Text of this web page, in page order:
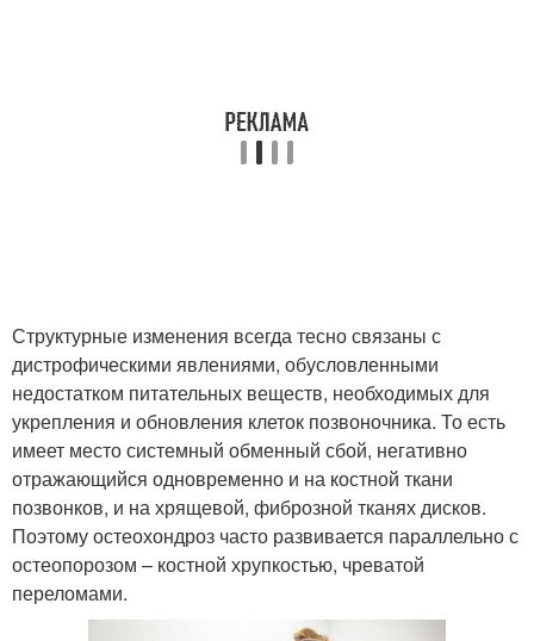
Структурные изменения всегда тесно связаны с
дистрофическими явлениями, обусловленными
недостатком питательных веществ, необходимых для
укрепления и обновления клеток позвоночника. То есть
имеет место системный обменный сбой, негативно
отражающийся одновременно и на костной ткани
позвонков, и на хрящевой, фиброзной тканях дисков.
Поэтому остеохондроз часто развивается параллельно с
остеопорозом – костной хрупкостью, чреватой
переломами.